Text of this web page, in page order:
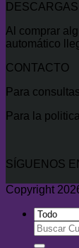
Al comprar
automático
CONTACTO
Para
Para la
SÍGUENOS
Copyright
Buscar
por: